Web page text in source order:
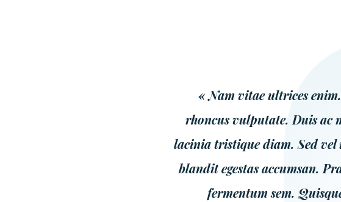
« Nam vitae ultrices
rhoncus vulputate. Duis ac
lacinia tristique diam. Sed
blandit egestas accumsan.
fermentum sem.